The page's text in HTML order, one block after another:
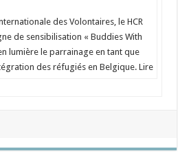
des Volontaires, le HCR
de sensibilisation « Buddies With
lumière le parrainage en tant que
des réfugiés en Belgique. Lire